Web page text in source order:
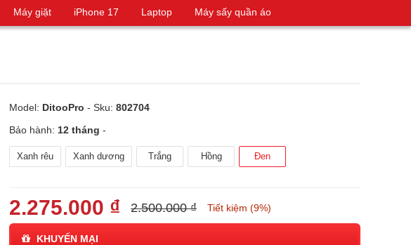
Máy giặt iPhone 17 Laptop
Máy sấy quần áo
Model: DitooPro - Sku: 802704
Bảo hành: 12 tháng -
Xanh rêu Xanh dương Trắng Hồng Đen
2.275.000 ₫ 2.500.000 ₫ Tiết kiệm (9%)
KHUYẾN MẠI